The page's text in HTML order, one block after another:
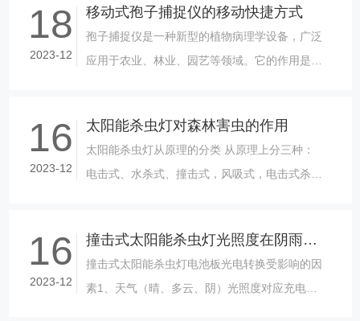
18
2023-12
移动式孢子捕捉仪的移动快捷方式
孢子捕捉仪是一种新型的植物病理学设备，广泛
应用于农业、林业、园艺等领域。它的作用是在
16
2023-12
太阳能杀虫灯对森林害虫的作用
太阳能杀虫灯从原理的分类 从原理上分三种：
电击式、水杀式、撞击式，风吸式，电击式杀虫
16
2023-12
撞击式太阳能杀虫灯光照度在阴雨天条件下工作
撞击式太阳能杀虫灯电池板光电转换受影响的因
素1、天气（晴、多云、阴）光照度对应充电流